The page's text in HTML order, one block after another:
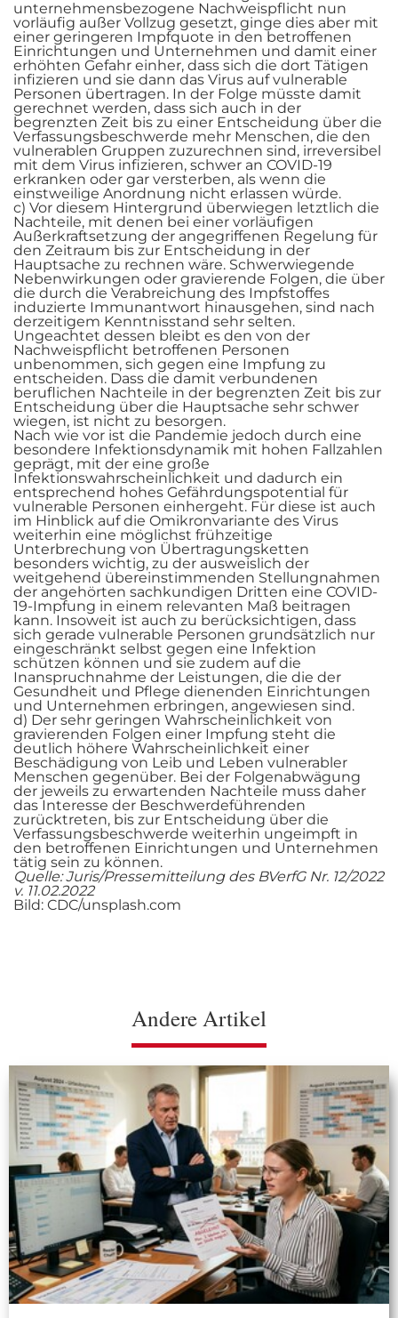
unternehmensbezogene Nachweispflicht nun
vorläufig außer Vollzug gesetzt, ginge dies aber mit
einer geringeren Impfquote in den betroffenen
Einrichtungen und Unternehmen und damit einer
erhöhten Gefahr einher, dass sich die dort Tätigen
infizieren und sie dann das Virus auf vulnerable
Personen übertragen. In der Folge müsste damit
gerechnet werden, dass sich auch in der
begrenzten Zeit bis zu einer Entscheidung über die
Verfassungsbeschwerde mehr Menschen, die den
vulnerablen Gruppen zuzurechnen sind, irreversibel
mit dem Virus infizieren, schwer an COVID-19
erkranken oder gar versterben, als wenn die
einstweilige Anordnung nicht erlassen würde.
c) Vor diesem Hintergrund überwiegen letztlich die
Nachteile, mit denen bei einer vorläufigen
Außerkraftsetzung der angegriffenen Regelung für
den Zeitraum bis zur Entscheidung in der
Hauptsache zu rechnen wäre. Schwerwiegende
Nebenwirkungen oder gravierende Folgen, die über
die durch die Verabreichung des Impfstoffes
induzierte Immunantwort hinausgehen, sind nach
derzeitigem Kenntnisstand sehr selten.
Ungeachtet dessen bleibt es den von der
Nachweispflicht betroffenen Personen
unbenommen, sich gegen eine Impfung zu
entscheiden. Dass die damit verbundenen
beruflichen Nachteile in der begrenzten Zeit bis zur
Entscheidung über die Hauptsache sehr schwer
wiegen, ist nicht zu besorgen.
Nach wie vor ist die Pandemie jedoch durch eine
besondere Infektionsdynamik mit hohen Fallzahlen
geprägt, mit der eine große
Infektionswahrscheinlichkeit und dadurch ein
entsprechend hohes Gefährdungspotential für
vulnerable Personen einhergeht. Für diese ist auch
im Hinblick auf die Omikronvariante des Virus
weiterhin eine möglichst frühzeitige
Unterbrechung von Übertragungsketten
besonders wichtig, zu der ausweislich der
weitgehend übereinstimmenden Stellungnahmen
der angehörten sachkundigen Dritten eine COVID-
19-Impfung in einem relevanten Maß beitragen
kann. Insoweit ist auch zu berücksichtigen, dass
sich gerade vulnerable Personen grundsätzlich nur
eingeschränkt selbst gegen eine Infektion
schützen können und sie zudem auf die
Inanspruchnahme der Leistungen, die die der
Gesundheit und Pflege dienenden Einrichtungen
und Unternehmen erbringen, angewiesen sind.
d) Der sehr geringen Wahrscheinlichkeit von
gravierenden Folgen einer Impfung steht die
deutlich höhere Wahrscheinlichkeit einer
Beschädigung von Leib und Leben vulnerabler
Menschen gegenüber. Bei der Folgenabwägung
der jeweils zu erwartenden Nachteile muss daher
das Interesse der Beschwerdeführenden
zurücktreten, bis zur Entscheidung über die
Verfassungsbeschwerde weiterhin ungeimpft in
den betroffenen Einrichtungen und Unternehmen
tätig sein zu können.
Quelle: Juris/Pressemitteilung des BVerfG Nr. 12/2022
v. 11.02.2022
Bild: CDC/unsplash.com
Andere Artikel